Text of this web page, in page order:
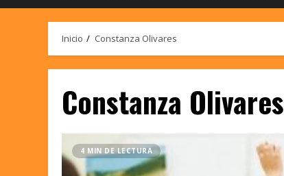
Inicio Constanza Olivares
Constanza Olivares
4 MIN DE LECTURA